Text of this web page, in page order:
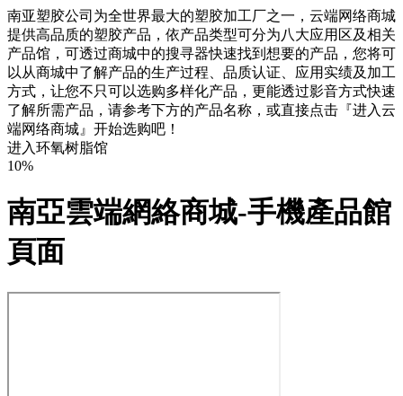
南亚塑胶公司为全世界最大的塑胶加工厂之一，云端网络商城
提供高品质的塑胶产品，依产品类型可分为八大应用区及相关
产品馆，可透过商城中的搜寻器快速找到想要的产品，您将可
以从商城中了解产品的生产过程、品质认证、应用实绩及加工
方式，让您不只可以选购多样化产品，更能透过影音方式快速
了解所需产品，请参考下方的产品名称，或直接点击『进入云
端网络商城』开始选购吧！
进入环氧树脂馆
10%
南亞雲端網絡商城-手機產品館
頁面